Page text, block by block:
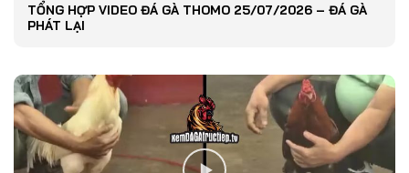
TỔNG HỢP VIDEO ĐÁ GÀ THOMO 25/07/2026 – ĐÁ GÀ
PHÁT LẠI